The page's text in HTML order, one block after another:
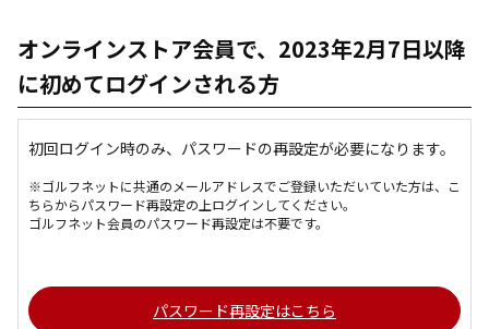
オンラインストア会員で、2023年2月7日以降
に初めてログインされる方
初回ログイン時のみ、パスワードの再設定が必要になります。
※ゴルフネットに共通のメールアドレスでご登録いただいていた方は、こ
ちらからパスワード再設定の上ログインしてください。
ゴルフネット会員のパスワード再設定は不要です。
パスワード再設定はこちら